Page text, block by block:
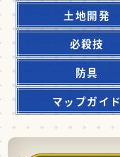
土地開発
必殺技
防具
マップガイド